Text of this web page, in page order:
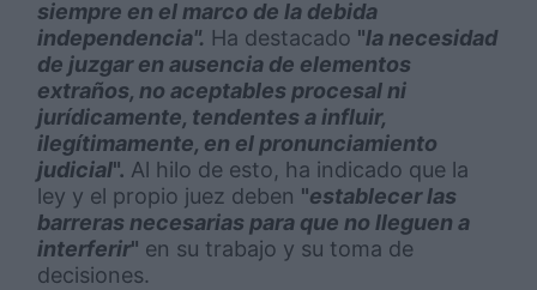
siempre en el marco de la debida
independencia". Ha destacado "la necesidad
de juzgar en ausencia de elementos
extraños, no aceptables procesal ni
jurídicamente, tendentes a influir,
ilegítimamente, en el pronunciamiento
judicial". Al hilo de esto, ha indicado que la
ley y el propio juez deben "establecer las
barreras necesarias para que no lleguen a
interferir" en su trabajo y su toma de
decisiones.